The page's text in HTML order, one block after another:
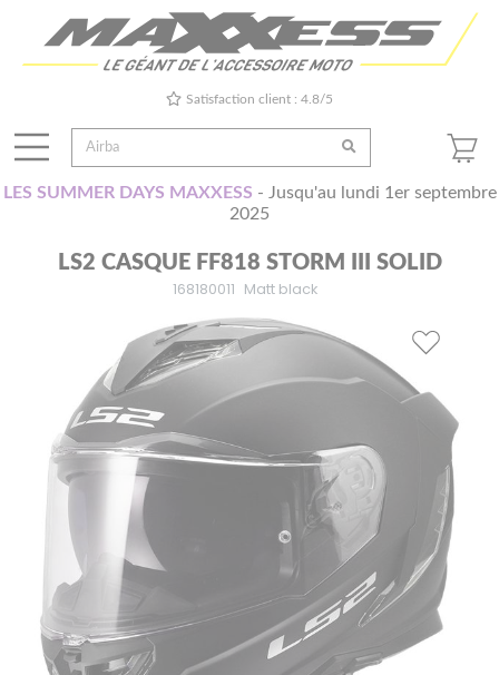
Satisfaction client : 4.8/5
LES SUMMER DAYS MAXXESS - Jusqu'au lundi 1er septembre
2025
LS2 CASQUE FF818 STORM III SOLID
168180011 Matt black